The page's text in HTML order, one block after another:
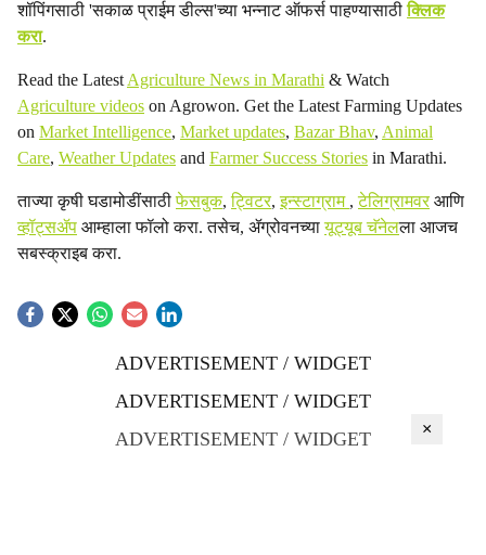
शॉपिंगसाठी 'सकाळ प्राईम डील्स'च्या भन्नाट ऑफर्स पाहण्यासाठीक्लिक
करा.
Read the Latest Agriculture News in Marathi & Watch
Agriculture videos on Agrowon. Get the Latest Farming Updates
on Market Intelligence, Market updates, Bazar Bhav, Animal
Care, Weather Updates and Farmer Success Stories in Marathi.
ताज्या कृषी घडामोडींसाठीफेसबुक,ट्विटर,इन्स्टाग्राम ,टेलिग्रामवरआणि
व्हॉट्सॲप आम्हाला फॉलो करा. तसेच, ॲग्रोवनच्यायूट्यूब चॅनेलला आजच
सबस्क्राइब करा.
ADVERTISEMENT / WIDGET
ADVERTISEMENT / WIDGET
ADVERTISEMENT / WIDGET
×